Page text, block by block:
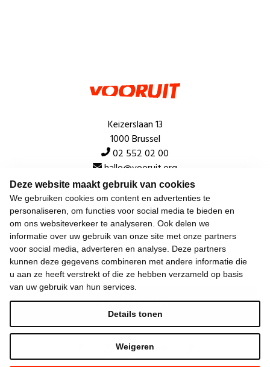
Deze website maakt gebruik van cookies
We gebruiken cookies om content en advertenties te
personaliseren, om functies voor social media te bieden en
om ons websiteverkeer te analyseren. Ook delen we
informatie over uw gebruik van onze site met onze partners
voor social media, adverteren en analyse. Deze partners
kunnen deze gegevens combineren met andere informatie die
u aan ze heeft verstrekt of die ze hebben verzameld op basis
van uw gebruik van hun services.
Weigeren
Details tonen
Keizerslaan 13
1000 Brussel
02 552 02 00
hallo@vooruit.org
Snel
Over de beweging
Algemeen
Laatste nieuws